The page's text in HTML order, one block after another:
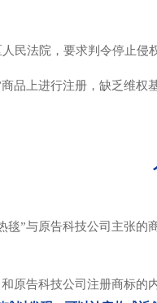
民法院，要求判令停止侵
品上进行注册，缺乏维
”与原告科技公司主张
原告科技公司注册商标的